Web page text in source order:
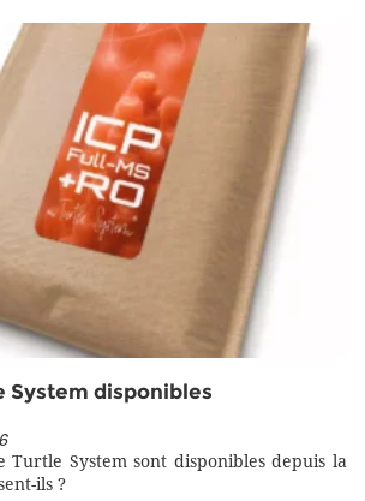
System disponibles
Turtle System sont disponibles depuis la
ils ?